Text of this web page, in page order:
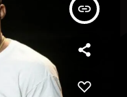
insert_link